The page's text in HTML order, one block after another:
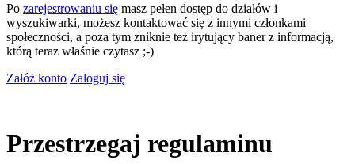
Po zarejestrowaniu się masz pełen dostęp do działów i
wyszukiwarki, możesz kontaktować się z innymi członkami
społeczności, a poza tym zniknie też irytujący baner z informacją,
którą teraz właśnie czytasz ;-)
Załóż konto Zaloguj się
Przestrzegaj regulaminu